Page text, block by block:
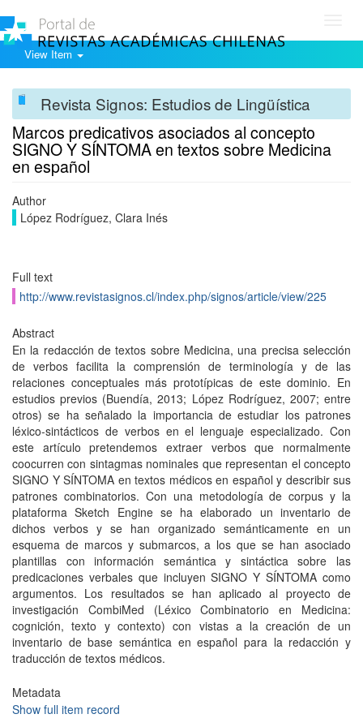
View Item
Revista Signos: Estudios de Lingüística
Marcos predicativos asociados al concepto
SIGNO Y SÍNTOMA en textos sobre Medicina
en español
Author
López Rodríguez, Clara Inés
Full text
http://www.revistasignos.cl/index.php/signos/article/view/225
Abstract
En la redacción de textos sobre Medicina, una precisa selección
de verbos facilita la comprensión de terminología y de las
relaciones conceptuales más prototípicas de este dominio. En
estudios previos (Buendía, 2013; López Rodríguez, 2007; entre
otros) se ha señalado la importancia de estudiar los patrones
léxico-sintácticos de verbos en el lenguaje especializado. Con
este artículo pretendemos extraer verbos que normalmente
coocurren con sintagmas nominales que representan el concepto
SIGNO Y SÍNTOMA en textos médicos en español y describir sus
patrones combinatorios. Con una metodología de corpus y la
plataforma Sketch Engine se ha elaborado un inventario de
dichos verbos y se han organizado semánticamente en un
esquema de marcos y submarcos, a los que se han asociado
plantillas con información semántica y sintáctica sobre las
predicaciones verbales que incluyen SIGNO Y SÍNTOMA como
argumentos. Los resultados se han aplicado al proyecto de
investigación CombiMed (Léxico Combinatorio en Medicina:
cognición, texto y contexto) con vistas a la creación de un
inventario de base semántica en español para la redacción y
traducción de textos médicos.
Metadata
Show full item record